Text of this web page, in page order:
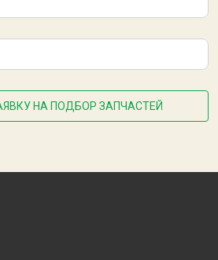
НА ПОДБОР ЗАПЧАСТЕЙ